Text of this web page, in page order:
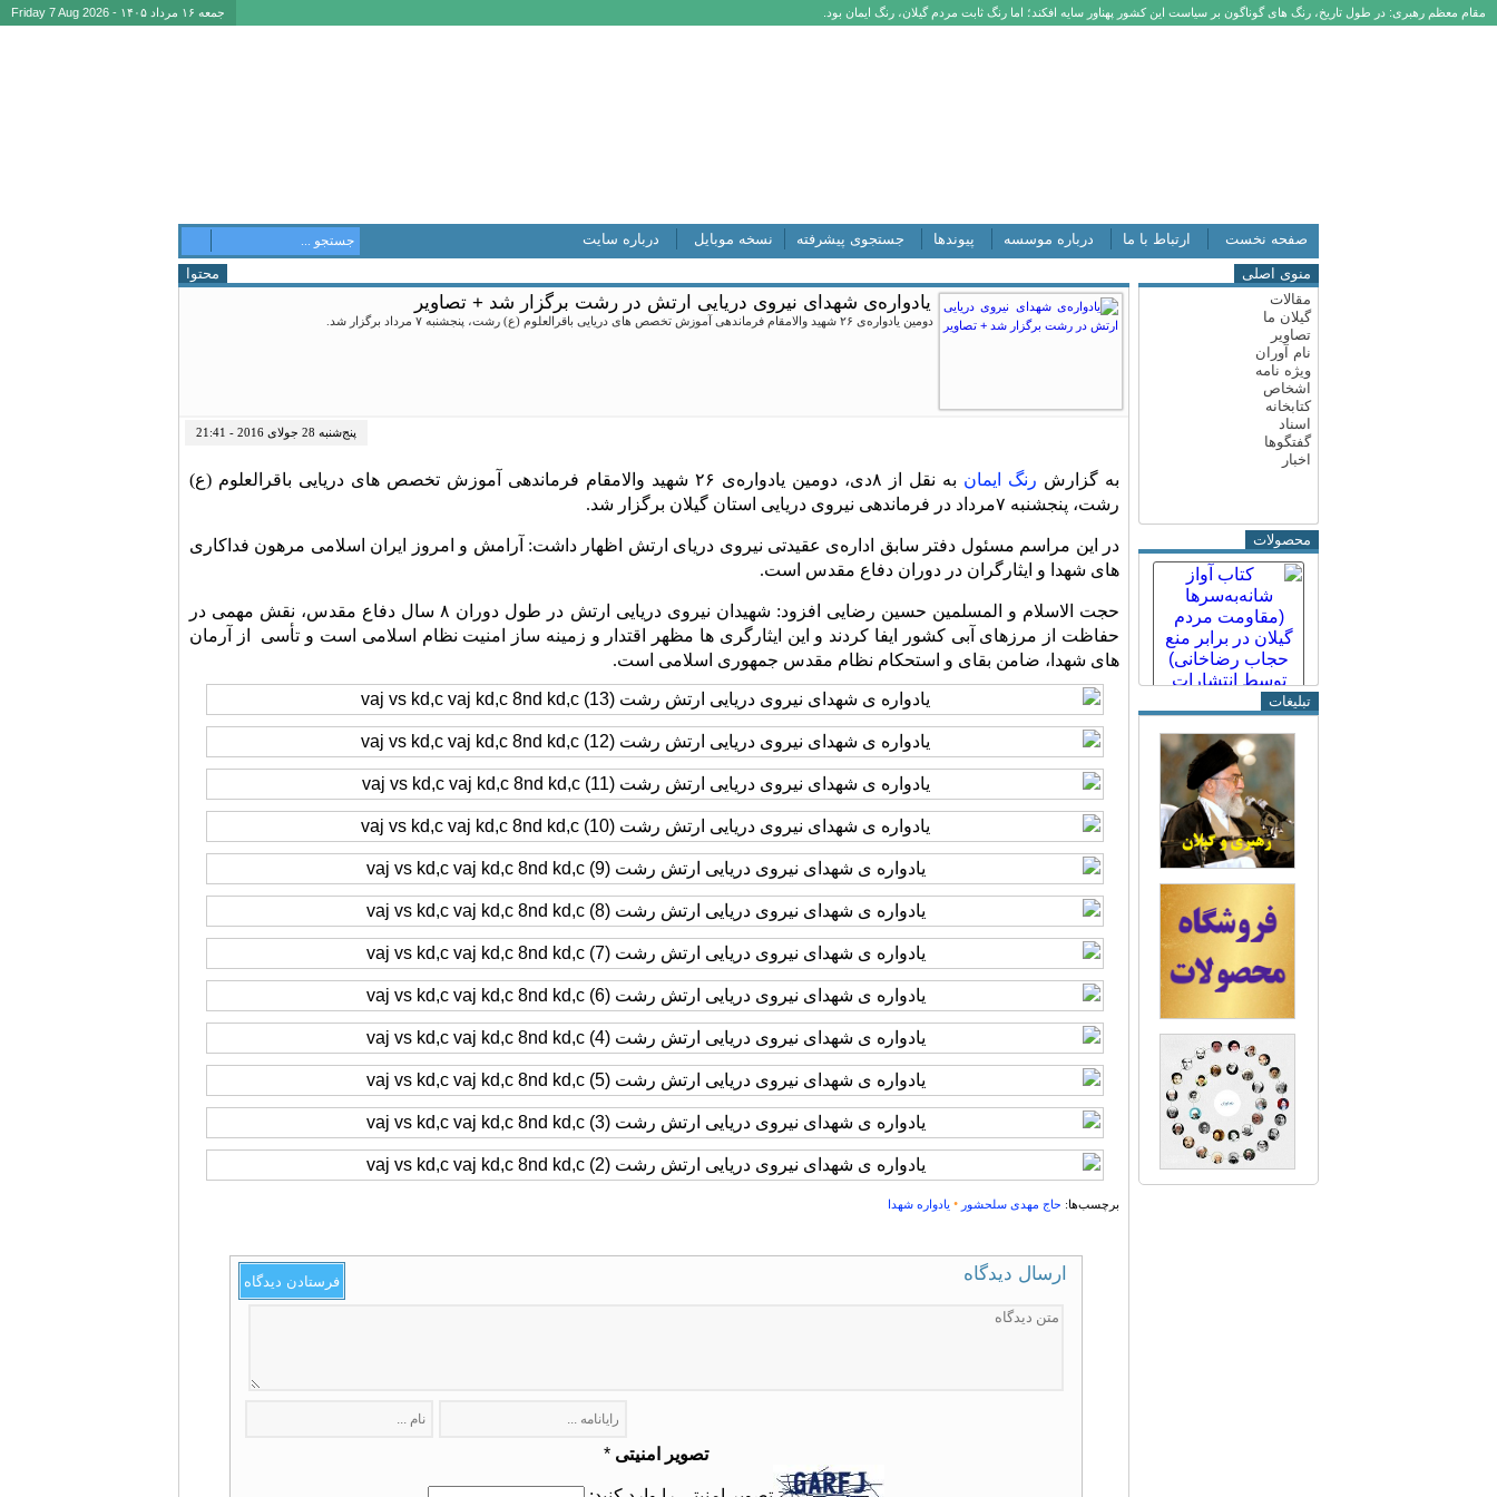
مقام معظم رهبری: در طول تاریخ، رنگ های گوناگون بر سیاست این کشور پهناور سایه افکند؛ اما رنگ ثابت مردم گیلان، رنگ ایمان بود. جمعه ۱۶ مرداد ۱۴۰۵ - Friday 7 Aug 2026
صفحه نخست ارتباط با ما درباره موسسه پیوندها جستجوی پیشرفته نسخه موبایل درباره سایت
منوی اصلی
مقالات
گیلان ما
تصاویر
نام آوران
ویژه نامه
اشخاص
کتابخانه
اسناد
گفتگوها
اخبار
محصولات
تبلیغات
محتوا
یادواره‌ی شهدای نیروی دریایی ارتش در رشت برگزار شد + تصاویر
دومین یادواره‌ی ۲۶ شهید والامقام فرماندهی آموزش تخصص های دریایی باقرالعلوم (ع) رشت، پنجشنبه ۷ مرداد برگزار شد.
پنج‌شنبه 28 جولای 2016 - 21:41
به گزارش رنگ ایمان
به نقل از ۸دی، دومین یادواره‌ی ۲۶ شهید والامقام فرماندهی آموزش تخصص های دریایی باقرالعلوم (ع)
رشت، پنجشنبه ۷مرداد در فرماندهی نیروی دریایی استان گیلان برگزار شد.
در این مراسم مسئول دفتر سابق اداره‌ی عقیدتی نیروی دریای ارتش اظهار داشت: آرامش و امروز ایران اسلامی مرهون فداکاری
های شهدا و ایثارگران در دوران دفاع مقدس است.
حجت الاسلام و المسلمین حسین رضایی افزود: شهیدان نیروی دریایی ارتش در طول دوران ۸ سال دفاع مقدس، نقش مهمی در
حفاظت از مرزهای آبی کشور ایفا کردند و این ایثارگری ها مظهر اقتدار و زمینه‌ ساز امنیت نظام اسلامی است و تأسی از آرمان
های شهدا، ضامن بقای و استحکام نظام مقدس جمهوری اسلامی است.
برچسب‌ها: حاج مهدی سلحشور • یادواره شهدا
فرستادن دیدگاه ارسال دیدگاه
تصویر امنیتی *